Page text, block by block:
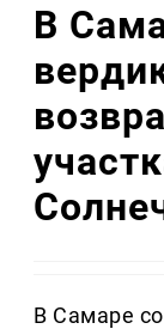
В
В Самаре